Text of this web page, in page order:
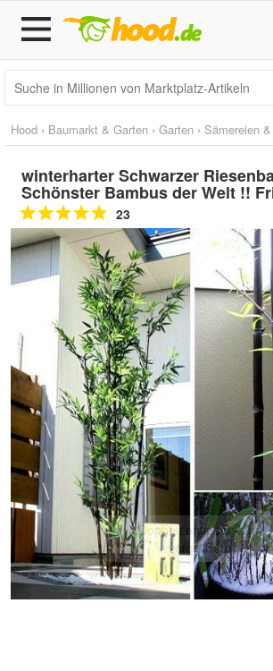
Hood › Baumarkt & Garten › Garten › Sämereien
winterharter Schwarzer
Schönster Bambus der Welt !!
23
Doppelt antippen zum
vergrößern